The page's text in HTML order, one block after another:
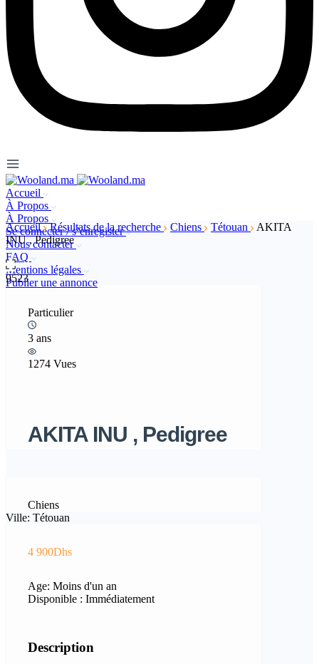
Accueil
À Propos
À Propos
Se connecter / s’enregister
Nous contacter
FAQ
Mentions légales
Publier une annonce
Accueil Résultats de la recherche Chiens Tétouan
AKITA
INU , Pedigree
9523
Particulier
3 ans
1274 Vues
AKITA INU , Pedigree
Chiens
Ville: Tétouan
4 900Dhs
Age: Moins d'un an
Disponible : Immédiatement
Description